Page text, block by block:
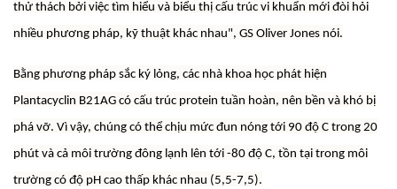
thử thách bởi việc tìm hiểu và biểu thị cấu trúc vi khuẩn mới đòi hỏi
nhiều phương pháp, kỹ thuật khác nhau", GS Oliver Jones nói.
Bằng phương pháp sắc ký lỏng, các nhà khoa học phát hiện
Plantacyclin B21AG có cấu trúc protein tuần hoàn, nên bền và khó bị
phá vỡ. Vì vậy, chúng có thể chịu mức đun nóng tới 90 độ C trong 20
phút và cả môi trường đông lạnh lên tới -80 độ C, tồn tại trong môi
trường có độ pH cao thấp khác nhau (5,5-7,5).